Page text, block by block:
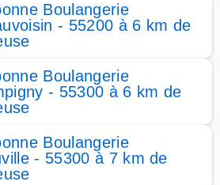
Boulangerie
- 55200 à 6 km de
Boulangerie
- 55300 à 6 km de
Boulangerie
- 55300 à 7 km de